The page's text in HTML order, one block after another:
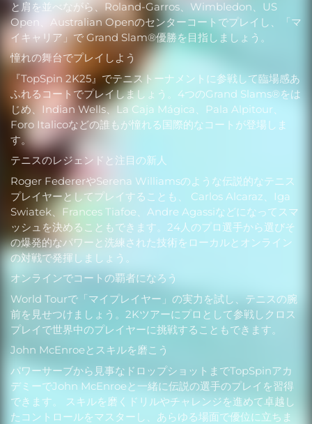
と肩を並べながら、Roland-Garros、Wimbledon、US
Open、Australian Openのセンターコートでプレイし、「マ
イキャリア」で Grand Slam®優勝を目指しましょう。
憧れの舞台でプレイしよう
『TopSpin 2K25』でテニストーナメントに参戦して臨場感あ
ふれるコートでプレイしましょう。4つのGrand Slams®をは
じめ、Indian Wells、La Caja Mágica、Pala Alpitour、
Foro Italicoなどの誰もが憧れる国際的なコートが登場しま
す。
テニスのレジェンドと注目の新人
Roger FedererやSerena Williamsのような伝説的なテニス
プレイヤーとしてプレイすることも、 Carlos Alcaraz、Iga
Swiatek、Frances Tiafoe、Andre Agassiなどになってスマ
ッシュを決めることもできます。24人のプロ選手から選びそ
の爆発的なパワーと洗練された技術をローカルとオンライン
の対戦で発揮しましょう。
オンラインでコートの覇者になろう
World Tourで「マイプレイヤー」の実力を試し、テニスの腕
前を見せつけましょう。2Kツアーにプロとして参戦しクロス
プレイで世界中のプレイヤーに挑戦することもできます。
John McEnroeとスキルを磨こう
パワーサーブから見事なドロップショットまでTopSpinアカ
デミーでJohn McEnroeと一緒に伝説の選手のプレイを習得
できます。 スキルを磨くドリルやチャレンジを進めて卓越し
たコントロールをマスターし、あらゆる場面で優位に立ちま